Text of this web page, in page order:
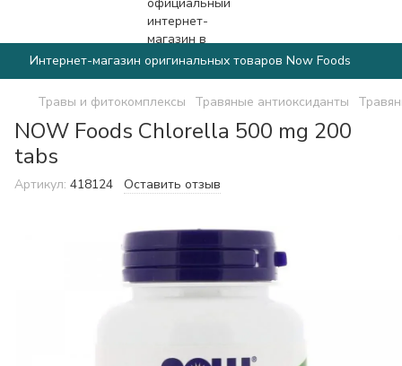
Интернет-магазин оригинальных товаров Now Foods
Травы и фитокомплексы Травяные антиоксиданты
NOW Foods Chlorella 500 mg 200
tabs
Артикул: 418124 Оставить отзыв